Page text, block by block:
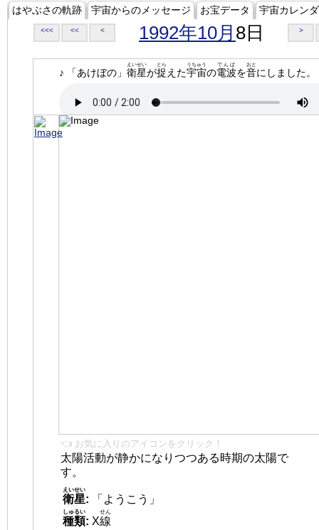
はやぶさの軌跡 宇宙からのメッセージ お宝データ 宇宙カレン
<<< << < 1992年10月 8日 >
♪ 「あけぼの」 衛星
えいせい
が捉
とら
えた宇宙
うちゅう
の電波
でんぱ
を音
おと
にしました。
👈 お気に入りのアイコンをクリック！
太陽活動が静かになりつつある時期の太陽で
す。
衛星
えいせい
:
「ようこう」
種類
しゅるい
: X線
せん